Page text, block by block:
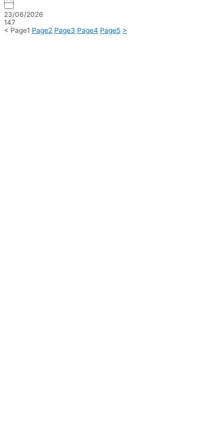
23/06/2026
147
< Page1 Page2 Page3 Page4 Page5 >